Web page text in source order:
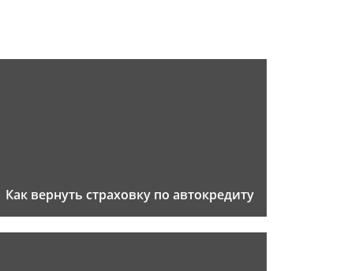
Как вернуть страховку по автокредиту